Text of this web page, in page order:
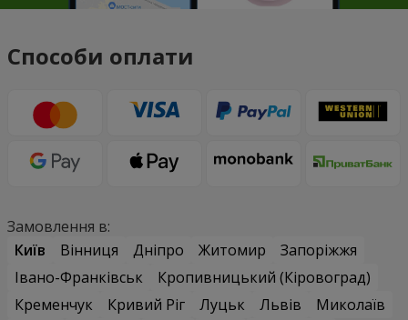
Способи оплати
Замовлення в:
Київ
Вінниця Дніпро Житомир
Запоріжжя
Івано-Франківськ
Кропивницький (Кіровоград)
Кременчук
Кривий Ріг Луцьк Львів
Миколаїв